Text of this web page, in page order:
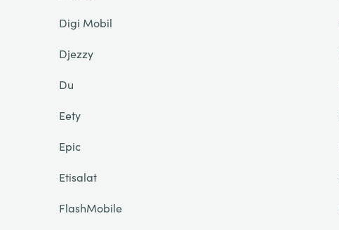
Digi Mobil
Djezzy
Du
Eety
Epic
Etisalat
FlashMobile